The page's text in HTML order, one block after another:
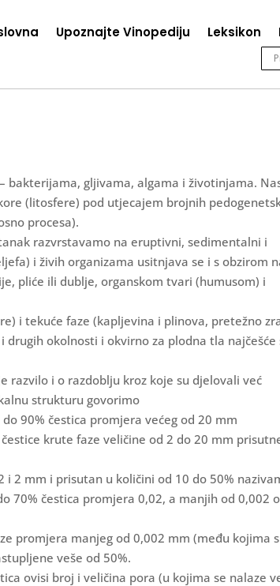
Upoznajte Vinopediju Leksikon
bakterijama, gljivama, algama i životinjama.
(litosfere) pod utjecajem brojnih
procesa).
razvrstavamo na eruptivni, sedimentalni i
i živih organizama usitnjava se i s obzirom
pliće ili dublje, organskom tvari (humusom) i
i tekuće faze (kapljevina i plinova, pretežno
okolnosti i okvirno za plodna tla najčešće
razvilo i o razdoblju kroz koje su djelovali već
strukturu govorimo
90% čestica promjera većeg od 20 mm
krute faze veličine od 2 do 20 mm
2 mm i prisutan u količini od 10 do 50%
70% čestica promjera 0,02, a manjih od 0,002
promjera manjeg od 0,002 mm (među kojima
veše od 50%.
ovisi broj i veličina pora (u kojima se nalaze